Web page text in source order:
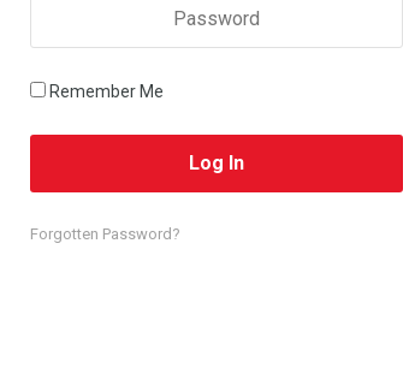
Remember Me
Forgotten Password?